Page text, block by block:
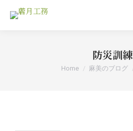
防災訓練
You are here:
Home 麻美のブログ